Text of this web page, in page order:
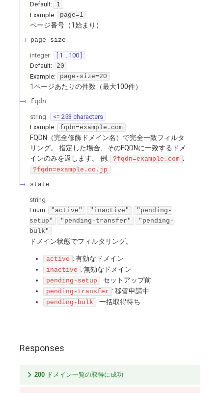
Default:
1
Example:
page=1
ページ番号（1始まり）
page-size
integer
[ 1 .. 100 ]
Default:
20
Example:
page-size=20
1ページあたりの件数（最大100件）
fqdn
string
<= 253 characters
Example:
fqdn=example.com
FQDN（完全修飾ドメイン名）で完全一致フィルタ
リング。 指定した場合、そのFQDNに一致するドメ
インのみを返します。 例:
?fqdn=example.com ,
?fqdn=example.co.jp
state
string
Enum: "active" "inactive"
"pending-
setup"
"pending-transfer"
"pending-
bulk"
ドメイン状態でフィルタリング。
active : 有効なドメイン
inactive : 無効なドメイン
pending-setup : セットアップ前
pending-transfer : 移管申請中
pending-bulk : 一括取得待ち
Responses
200 ドメイン一覧の取得に成功